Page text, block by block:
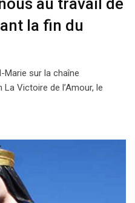
au travail de
la fin du
Marie sur la chaîne
Victoire de l’Amour, le